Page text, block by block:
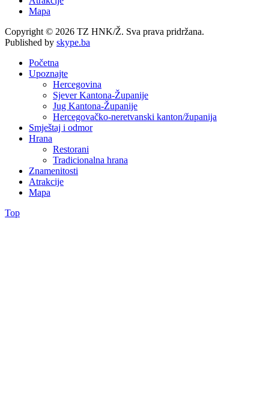
Mapa
Copyright © 2026 TZ HNK/Ž. Sva prava pridržana.
Published by skype.ba
Početna
Upoznajte
Hercegovina
Sjever Kantona-Županije
Jug Kantona-Županije
Hercegovačko-neretvanski kanton/županija
Smještaj i odmor
Hrana
Restorani
Tradicionalna hrana
Znamenitosti
Atrakcije
Mapa
Top